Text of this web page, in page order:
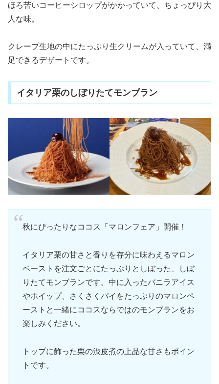
ほろ苦いコーヒーシロップがかかっていて、ちょっぴり大
人な味。
クレープ生地の中にたっぷり生クリームが入っていて、満
足できるデザートです。
イタリア栗のしぼりたてモンブラン
秋にぴったりなココス「マロンフェア」開催！
イタリア栗の甘さと香りを存分に味わえるマロン
ペーストを注文ごとにたっぷりとしぼった、しぼ
りたてモンブランです。中に入ったバニラアイス
やホイップ、さくさくパイをたっぷりのマロンペ
ーストと一緒にココスならではのモンブランをお
楽しみください。
トップに飾った栗の渋皮煮の上品な甘さもポイン
トです。